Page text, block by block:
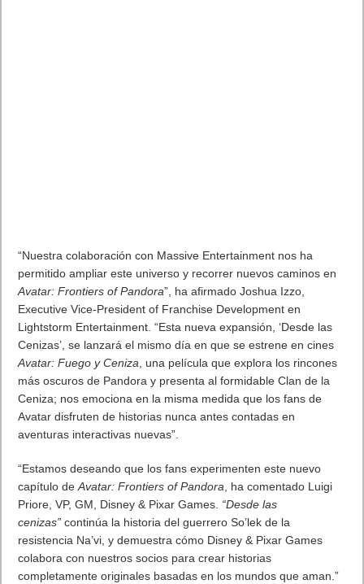
“Nuestra colaboración con Massive Entertainment nos ha
permitido ampliar este universo y recorrer nuevos caminos en
Avatar: Frontiers of Pandora”, ha afirmado Joshua Izzo,
Executive Vice-President of Franchise Development en
Lightstorm Entertainment. “Esta nueva expansión, ‘Desde las
Cenizas’, se lanzará el mismo día en que se estrene en cines
Avatar: Fuego y Ceniza, una película que explora los rincones
más oscuros de Pandora y presenta al formidable Clan de la
Ceniza; nos emociona en la misma medida que los fans de
Avatar disfruten de historias nunca antes contadas en
aventuras interactivas nuevas”.
“Estamos deseando que los fans experimenten este nuevo
capítulo deAvatar: Frontiers of Pandora, ha comentado Luigi
Priore, VP, GM, Disney & Pixar Games. “Desde las
cenizas” continúa la historia del guerrero So’lek de la
resistencia Na’vi, y demuestra cómo Disney & Pixar Games
colabora con nuestros socios para crear historias
completamente originales basadas en los mundos que aman.”